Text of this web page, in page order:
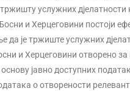
услужних
и Херцеговини постоји
да је тржиште услужних
и Херцеговини отворено за
јавно доступних
о отворености